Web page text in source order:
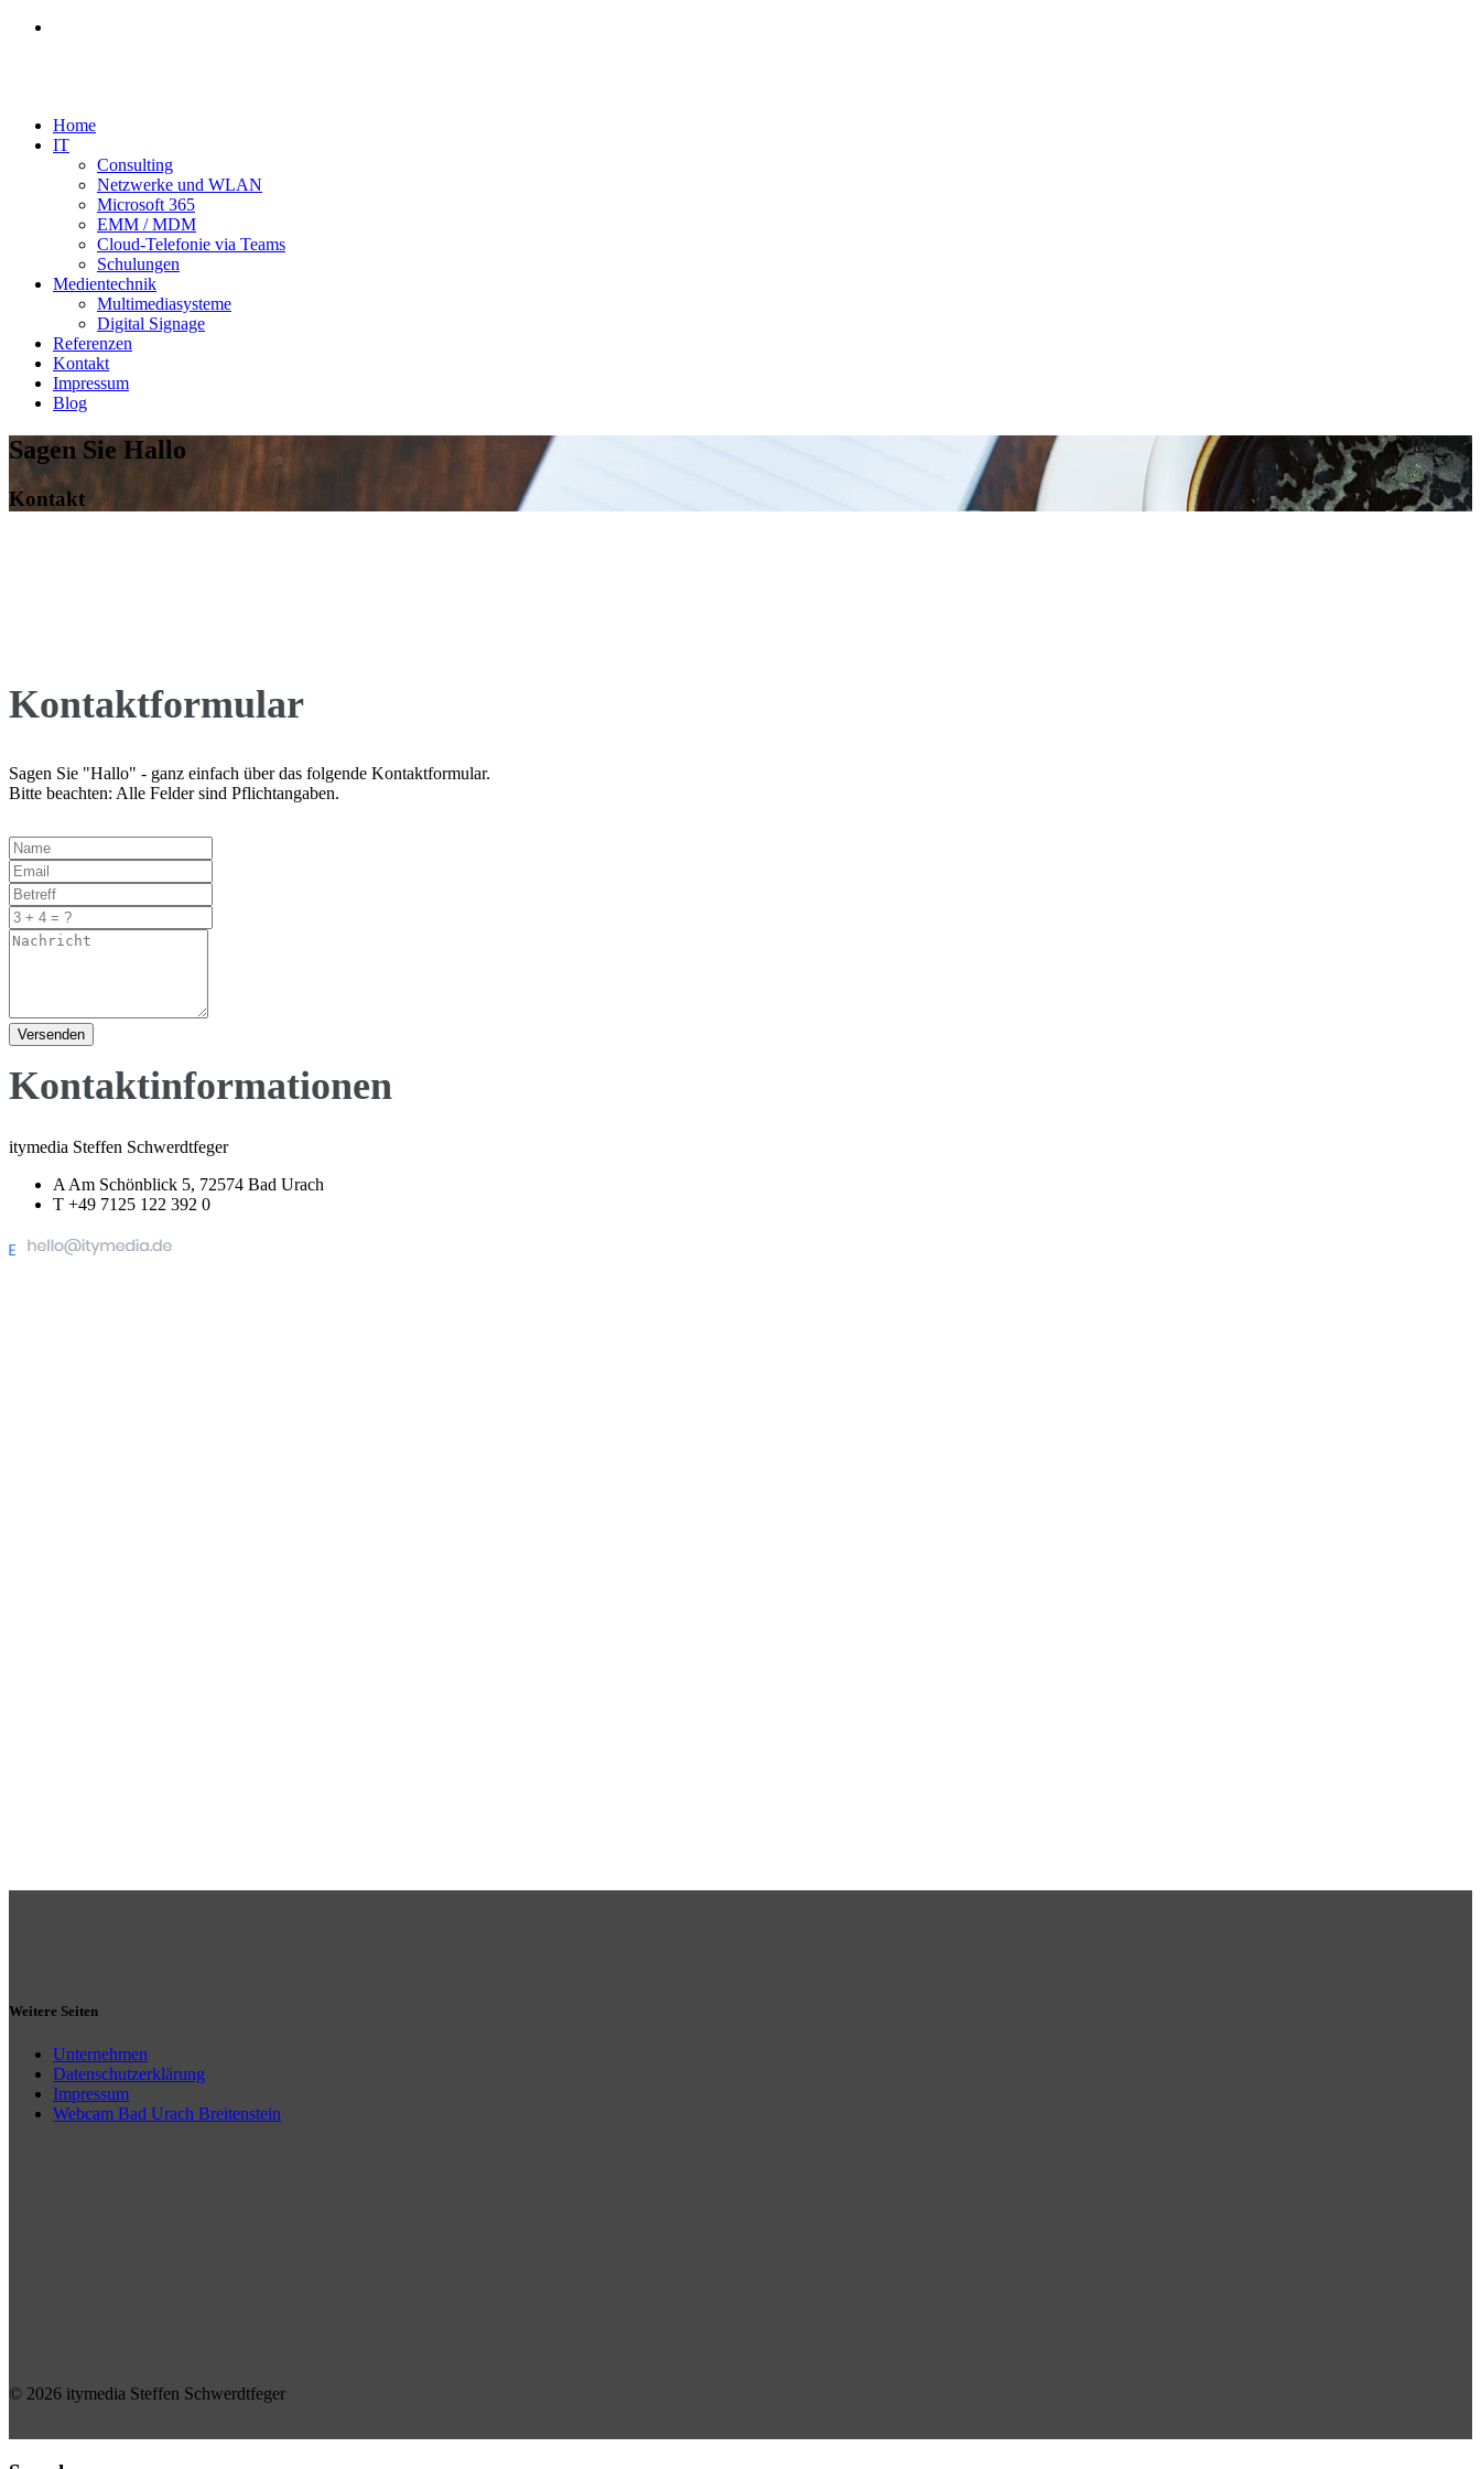
Home
IT
Consulting
Netzwerke und WLAN
Microsoft 365
EMM / MDM
Cloud-Telefonie via Teams
Schulungen
Medientechnik
Multimediasysteme
Digital Signage
Referenzen
Kontakt
Impressum
Blog
Sagen Sie Hallo
Kontakt
Kontaktformular
Sagen Sie "Hallo" - ganz einfach über das folgende Kontaktformular.
Bitte beachten: Alle Felder sind Pflichtangaben.
Versenden
Kontaktinformationen
itymedia Steffen Schwerdtfeger
A Am Schönblick 5, 72574 Bad Urach
T +49 7125 122 392 0
Weitere Seiten
Unternehmen
Datenschutzerklärung
Impressum
Webcam Bad Urach Breitenstein
© 2026 itymedia Steffen Schwerdtfeger